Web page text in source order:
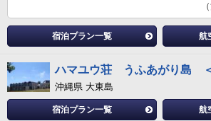
宿泊プラン一覧 航
ハマユウ荘 うふあがり島
沖縄県 大東島
宿泊プラン一覧 航